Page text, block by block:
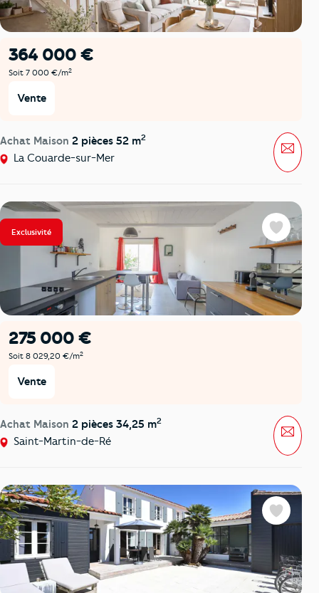
364 000 €
Soit 7 000 €/m2
Vente
Achat Maison 2 pièces 52 m2
La Couarde-sur-Mer
Exclusivité
275 000 €
Soit 8 029,20 €/m2
Vente
Achat Maison 2 pièces 34,25 m2
Saint-Martin-de-Ré
Favoris
Favoris